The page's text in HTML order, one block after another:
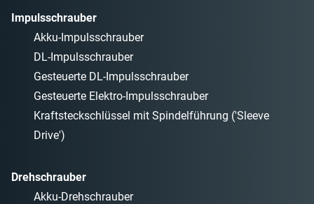
Impulsschrauber
Akku-Impulsschrauber
DL-Impulsschrauber
Gesteuerte DL-Impulsschrauber
Gesteuerte Elektro-Impulsschrauber
Kraftsteckschlüssel mit Spindelführung ('Sleeve
Drive')
Drehschrauber
Akku-Drehschrauber